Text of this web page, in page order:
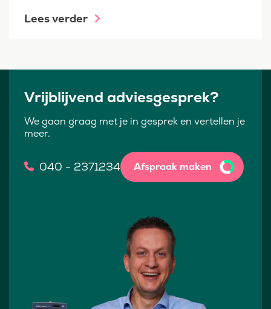
Lees verder
Vrijblijvend adviesgesprek?
We gaan graag met je in gesprek en vertellen je
meer.
040 - 2371234 Afspraak maken